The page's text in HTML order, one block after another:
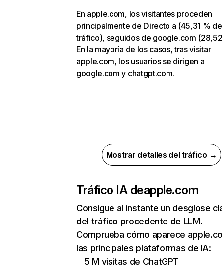
En apple.com, los visitantes proceden
principalmente de Directo a (45,31 % de
tráfico), seguidos de google.com
En la mayoría de los casos, tras visitar
apple.com, los usuarios se dirigen a
google.com y chatgpt.com.
Mostrar detalles del tráfico →
Tráfico IA deapple.com
Consigue al instante un desglose
del tráfico procedente de LLM.
Comprueba cómo aparece
las principales plataformas de IA:
5 M visitas de ChatGPT